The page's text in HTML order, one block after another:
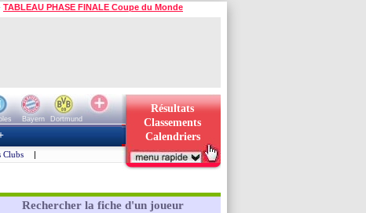
TABLEAU PHASE FINALE Coupe du Monde
Bayern
Dortmund
Résultats
Classements
Calendriers
Clubs |